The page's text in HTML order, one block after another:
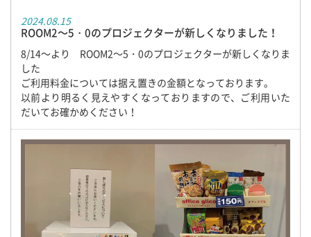
2024.08.15
ROOM2～5・0のプロジェクターが新しくなりました！
8/14～より ROOM2～5・0のプロジェクターが新しくなりま
した
ご利用料金については据え置きの金額となっております。
以前より明るく見えやすくなっておりますので、ご利用いた
だいてお確かめください！